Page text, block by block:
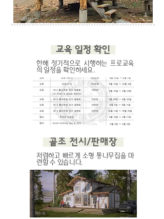
​ 교육 일정 확인
​한해 정기적으로 시행하는 프로교육
의 일정을 확인하세요.
​ 골조 전시/판매장
​저렴하고 빠르게 소형 통나무집을 마
련할 수 있습니다.